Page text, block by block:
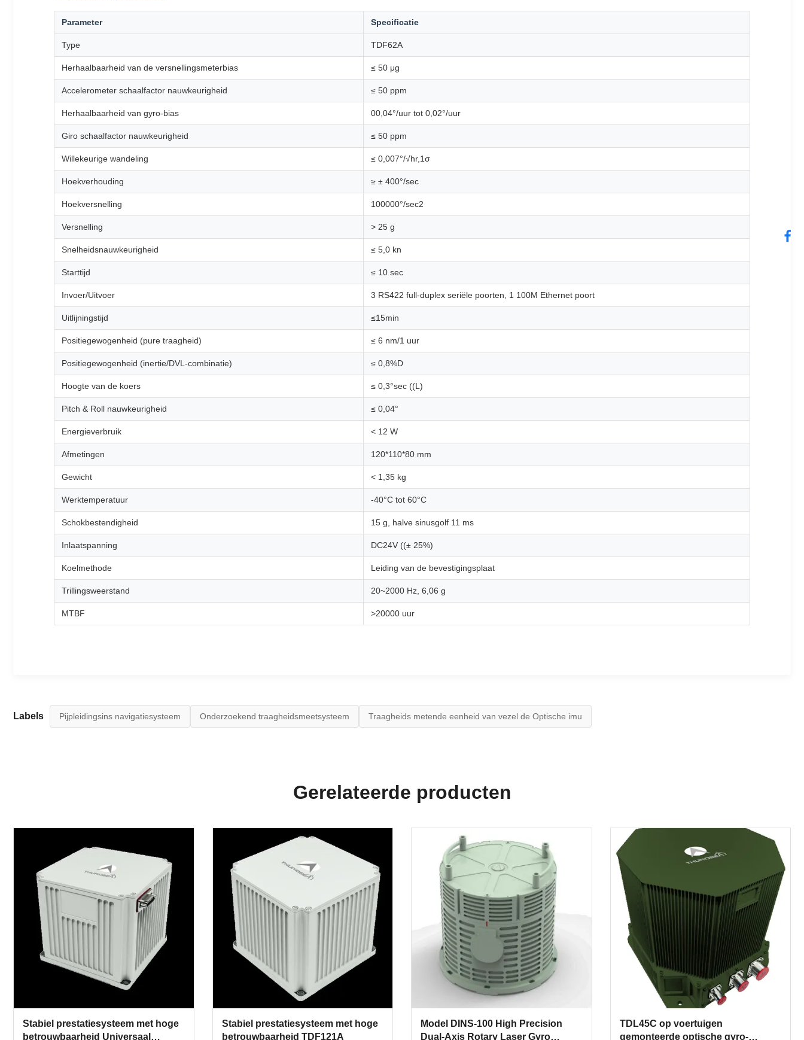
Parameter Specificatie
Type TDF62A
Herhaalbaarheid van de versnellingsmeterbias ≤ 50 μg
Accelerometer schaalfactor nauwkeurigheid ≤ 50 ppm
Herhaalbaarheid van gyro-bias 00,04°/uur tot 0,02°/uur
Giro schaalfactor nauwkeurigheid ≤ 50 ppm
Willekeurige wandeling ≤ 0,007°/√hr,1σ
Hoekverhouding ≥ ± 400°/sec
Hoekversnelling 100000°/sec2
Versnelling > 25 g
Snelheidsnauwkeurigheid ≤ 5,0 kn
Starttijd ≤ 10 sec
Invoer/Uitvoer 3 RS422 full-duplex seriële poorten, 1 100M Ethernet poort
Uitlijningstijd ≤15min
Positiegewogenheid (pure traagheid) ≤ 6 nm/1 uur
Positiegewogenheid (inertie/DVL-combinatie) ≤ 0,8%D
Hoogte van de koers ≤ 0,3°sec ((L)
Pitch & Roll nauwkeurigheid ≤ 0,04°
Energieverbruik < 12 W
Afmetingen 120*110*80 mm
Gewicht < 1,35 kg
Werktemperatuur -40°C tot 60°C
Schokbestendigheid 15 g, halve sinusgolf 11 ms
Inlaatspanning DC24V ((± 25%)
Koelmethode Leiding van de bevestigingsplaat
Trillingsweerstand 20~2000 Hz, 6,06 g
MTBF >20000 uur
Labels Pijpleidingsins navigatiesysteem Onderzoekend traagheidsmeetsysteem Traagheids metende eenheid van vezel de Optische imu
Gerelateerde producten
Stabiel prestatiesysteem met hoge
betrouwbaarheid Universaal
Stabiel prestatiesysteem met hoge
betrouwbaarheid TDF121A
Model DINS-100 High Precision
Dual-Axis Rotary Laser Gyro
TDL45C op voertuigen
gemonteerde optische gyro-